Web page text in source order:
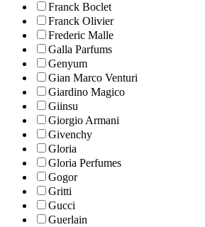
Franck Boclet
Franck Olivier
Frederic Malle
Galla Parfums
Genyum
Gian Marco Venturi
Giardino Magico
Giinsu
Giorgio Armani
Givenchy
Gloria
Gloria Perfumes
Gogor
Gritti
Gucci
Guerlain